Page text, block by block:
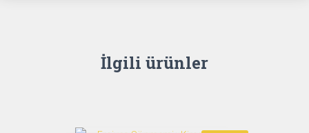
İlgili ürünler